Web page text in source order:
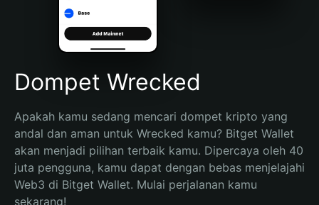
Português (Brasil)
Español (Argentina)
Dompet Wrecked
Apakah kamu sedang mencari dompet kripto yang
andal dan aman untuk Wrecked kamu? Bitget Wallet
akan menjadi pilihan terbaik kamu. Dipercaya oleh 40
juta pengguna, kamu dapat dengan bebas menjelajahi
Web3 di Bitget Wallet. Mulai perjalanan kamu
sekarang!